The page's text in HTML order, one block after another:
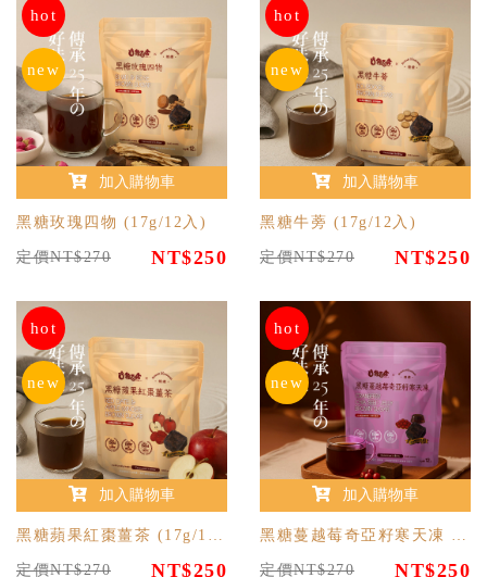
hot
new
加入購物車
黑糖玫瑰四物 (17g/12入)
定價NT$270 NT$250
hot
new
加入購物車
黑糖牛蒡 (17g/12入)
定價NT$270 NT$250
hot
new
加入購物車
定價NT$270 NT$250
hot
new
加入購物車
定價NT$270 NT$250